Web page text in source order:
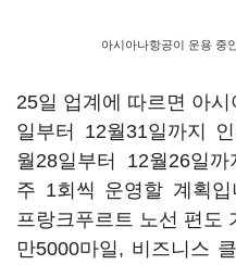
아시아나항공이 운용 중
25일 업계에 따르면 아
일부터 12월31일까지
월28일부터 12월26일
주 1회씩 운영할 계획
프랑크푸르트 노선 편도
만5000마일, 비즈니스